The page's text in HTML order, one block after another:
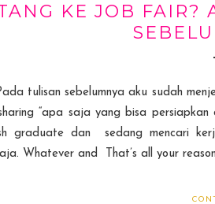
KE JOB FAIR?
tulisan sebelumnya aku sudah
“apa saja yang bisa
graduate dan sedang mencari
Whatever and That’s all your